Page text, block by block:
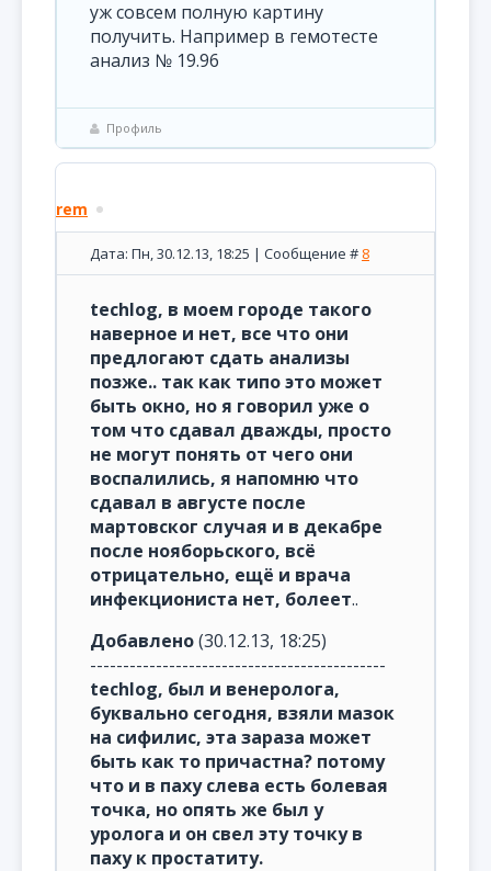
уж совсем полную картину
получить. Например в гемотесте
анализ № 19.96
Профиль
rem
Дата: Пн, 30.12.13, 18:25 | Сообщение # 8
techlog, в моем городе такого
наверное и нет, все что они
предлогают сдать анализы
позже.. так как типо это может
быть окно, но я говорил уже о
том что сдавал дважды, просто
не могут понять от чего они
воспалились, я напомню что
сдавал в августе после
мартовског случая и в декабре
после нояборьского, всё
отрицательно, ещё и врача
инфекциониста нет, болеет..
Добавлено(30.12.13, 18:25)
---------------------------------------------
techlog, был и венеролога,
буквально сегодня, взяли мазок
на сифилис, эта зараза может
быть как то причастна? потому
что и в паху слева есть болевая
точка, но опять же был у
уролога и он свел эту точку в
паху к простатиту.